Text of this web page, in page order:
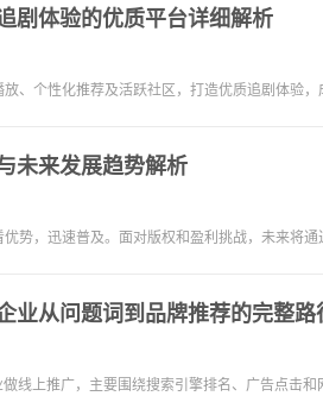
剧体验的优质平台详细解析
、个性化推荐及活跃社区，打造优质追剧体验，
未来发展趋势解析
势，迅速普及。面对版权和盈利挑战，未来将通
业从问题词到品牌推荐的完整路
线上推广，主要围绕搜索引擎排名、广告点击